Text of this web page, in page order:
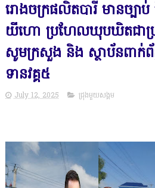
រោងចក្រផលិតបារី មានច្បា
យីហោ ប្រហែលឃុបឃិតជាប្រ
សូមក្រសួង និង ស្ថាប័នពាក់ព័ន្
ទានវគ្គ៥
July 12, 2025 ជ្រុងមួយសង្គម